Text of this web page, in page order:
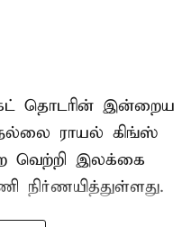
தொடரின் இன்றைய
ராயல் கிங்ஸ்
வெற்றி இலக்கை
நிர்ணயித்துள்ளது.